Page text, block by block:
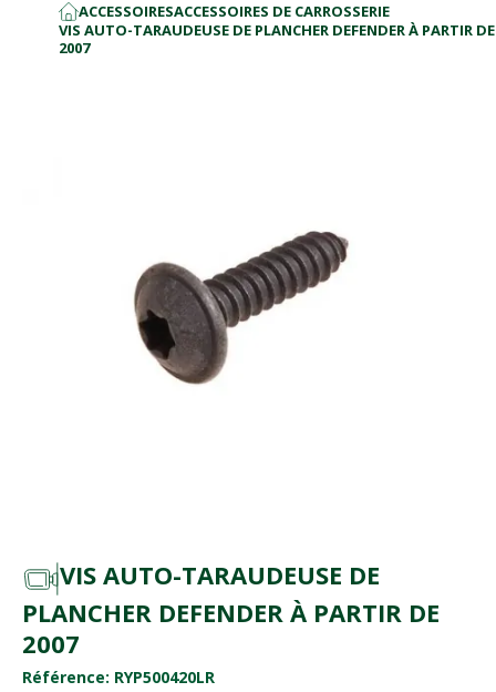
ACCUEIL
ACCESSOIRESACCESSOIRES DE CARROSSERIE
VIS AUTO-TARAUDEUSE DE PLANCHER DEFENDER À PARTIR DE
2007
VIS AUTO-TARAUDEUSE DE
PLANCHER DEFENDER À PARTIR DE
2007
Référence: RYP500420LR